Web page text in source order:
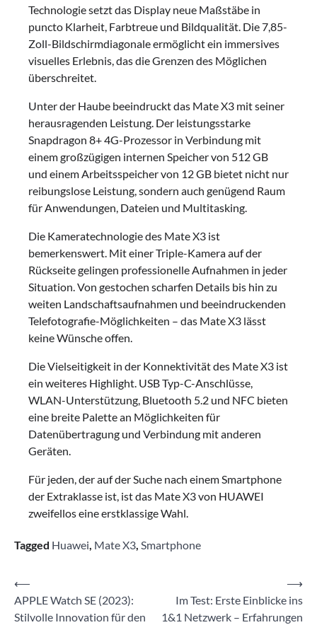
Technologie setzt das Display neue Maßstäbe in
puncto Klarheit, Farbtreue und Bildqualität. Die 7,85-
Zoll-Bildschirmdiagonale ermöglicht ein immersives
visuelles Erlebnis, das die Grenzen des Möglichen
überschreitet.
Unter der Haube beeindruckt das Mate X3 mit seiner
herausragenden Leistung. Der leistungsstarke
Snapdragon 8+ 4G-Prozessor in Verbindung mit
einem großzügigen internen Speicher von 512 GB
und einem Arbeitsspeicher von 12 GB bietet nicht nur
reibungslose Leistung, sondern auch genügend Raum
für Anwendungen, Dateien und Multitasking.
Die Kameratechnologie des Mate X3 ist
bemerkenswert. Mit einer Triple-Kamera auf der
Rückseite gelingen professionelle Aufnahmen in jeder
Situation. Von gestochen scharfen Details bis hin zu
weiten Landschaftsaufnahmen und beeindruckenden
Telefotografie-Möglichkeiten – das Mate X3 lässt
keine Wünsche offen.
Die Vielseitigkeit in der Konnektivität des Mate X3 ist
ein weiteres Highlight. USB Typ-C-Anschlüsse,
WLAN-Unterstützung, Bluetooth 5.2 und NFC bieten
eine breite Palette an Möglichkeiten für
Datenübertragung und Verbindung mit anderen
Geräten.
Für jeden, der auf der Suche nach einem Smartphone
der Extraklasse ist, ist das Mate X3 von HUAWEI
zweifellos eine erstklassige Wahl.
Tagged Huawei Mate X3 Smartphone
Beitragsnavigation
⟵
APPLE Watch SE (2023):
Stilvolle Innovation für den
Im Test: Erste Einblicke ins
1&1 Netzwerk – Erfahrungen
⟶